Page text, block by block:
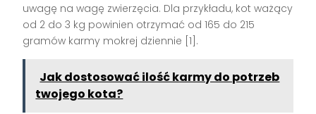
uwagę na wagę zwierzęcia. Dla przykładu, kot ważący
od 2 do 3 kg powinien otrzymać od 165 do 215
gramów karmy mokrej dziennie [1].
Jak dostosować ilość karmy do potrzeb
twojego kota?